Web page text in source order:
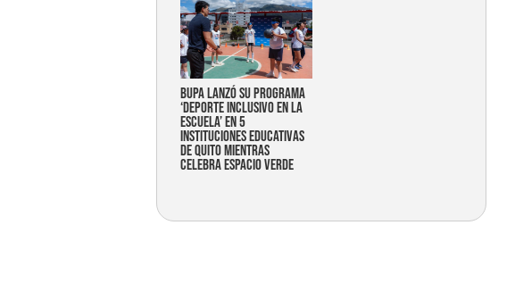
Bupa lanzó su programa
‘Deporte Inclusivo en la
Escuela’ en 5
instituciones educativas
de Quito mientras
celebra espacio verde